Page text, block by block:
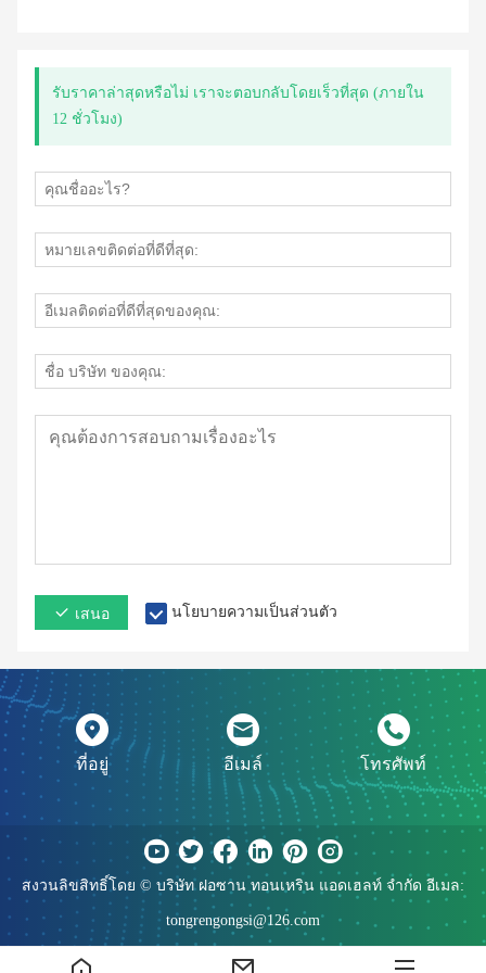
รับราคาล่าสุดหรือไม่ เราจะตอบกลับโดยเร็วที่สุด (ภายใน
12 ชั่วโมง)
เสนอ นโยบายความเป็นส่วนตัว
ที่อยู่ อีเมล์ โทรศัพท์
สงวนลิขสิทธิ์โดย © บริษัท ฝอซาน ทอนเหริน แอดเฮลท์ จำกัด อีเมล:
tongrengongsi@126.com